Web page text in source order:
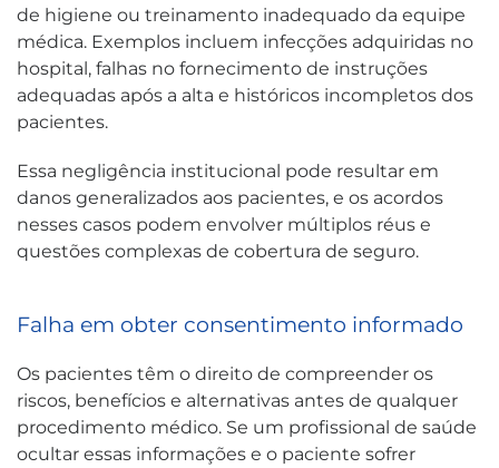
de higiene ou treinamento inadequado da equipe
médica. Exemplos incluem infecções adquiridas no
hospital, falhas no fornecimento de instruções
adequadas após a alta e históricos incompletos dos
pacientes.
Essa negligência institucional pode resultar em
danos generalizados aos pacientes, e os acordos
nesses casos podem envolver múltiplos réus e
questões complexas de cobertura de seguro.
Falha em obter consentimento informado
Os pacientes têm o direito de compreender os
riscos, benefícios e alternativas antes de qualquer
procedimento médico. Se um profissional de saúde
ocultar essas informações e o paciente sofrer